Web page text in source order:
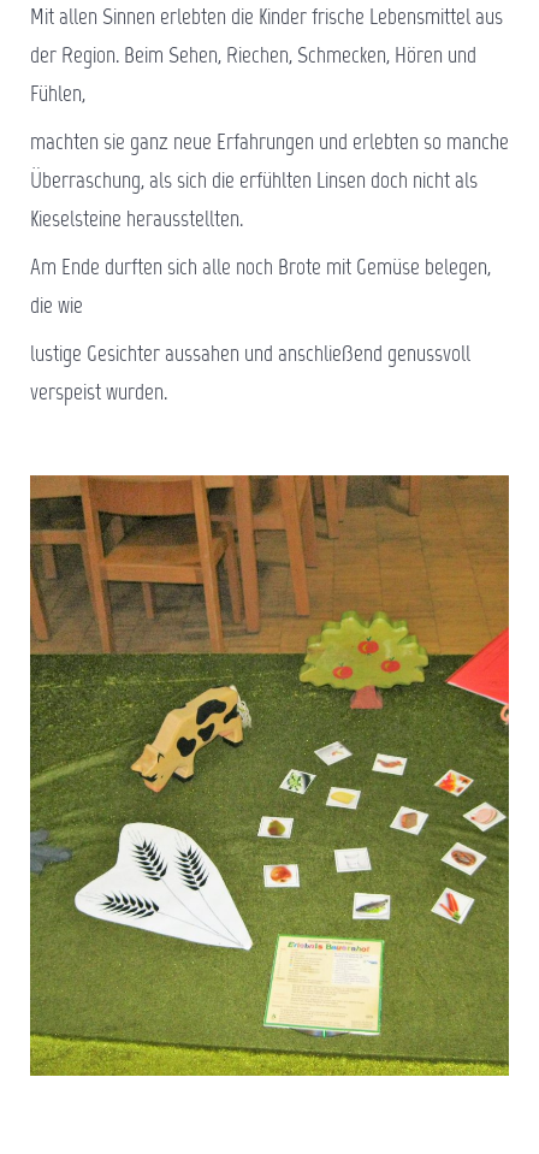
Mit allen Sinnen erlebten die Kinder frische Lebensmittel aus
der Region. Beim Sehen, Riechen, Schmecken, Hören und
Fühlen,
machten sie ganz neue Erfahrungen und erlebten so manche
Überraschung, als sich die erfühlten Linsen doch nicht als
Kieselsteine herausstellten.
Am Ende durften sich alle noch Brote mit Gemüse belegen,
die wie
lustige Gesichter aussahen und anschließend genussvoll
verspeist wurden.